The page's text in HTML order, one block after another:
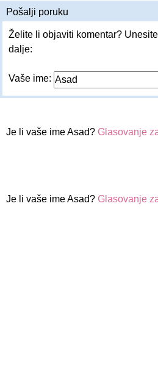
Pošalji poruku
Želite li objaviti komentar?
dalje:
Vaše ime:
Je li vaše ime Asad? Glasovanje
Je li vaše ime Asad? Glasovanje